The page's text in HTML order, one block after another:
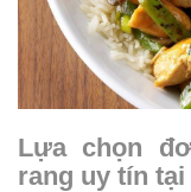
Lựa chọn
rang uy tín tại